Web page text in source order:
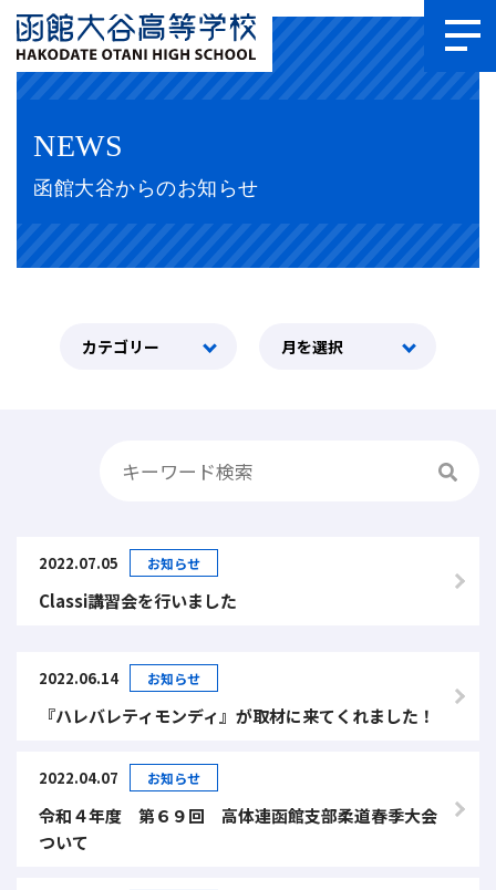
NEWS
函館大谷からのお知らせ
2022.07.05 お知らせ
Classi講習会を行いました
2022.06.14 お知らせ
『ハレバレティモンディ』が取材に来てくれました！
2022.04.07 お知らせ
令和４年度 第６９回 高体連函館支部柔道春季大会
ついて